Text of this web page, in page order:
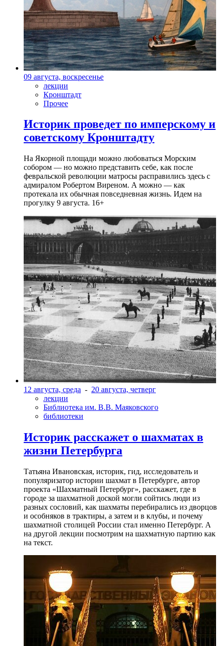
09 августа, воскресенье
лекции
Кронштадт
Прочее
Историк проведет по имперскому и
советскому Кронштадту
На Якорной площади можно любоваться Морским
собором — но можно представить себе, как после
февральской революции матросы расправились здесь с
адмиралом Робертом Виреном. А можно — как
протекала их обычная повседневная жизнь. Идем на
прогулку 9 августа. 16+
12 августа, среда - 20 августа, четверг
лекции
Библиотека им. В.В. Маяковского
библиотеки
Историк расскажет о шахматах в
жизни Петербурга
Татьяна Ивановская, историк, гид, исследователь и
популяризатор истории шахмат в Петербурге, автор
проекта «Шахматный Петербург», расскажет, где в
городе за шахматной доской могли сойтись люди из
разных сословий, как шахматы перебирались из дворцов
и особняков в трактиры, а затем и в клубы, и почему
шахматной столицей России стал именно Петербург. А
на другой лекции посмотрим на шахматную партию как
на текст.